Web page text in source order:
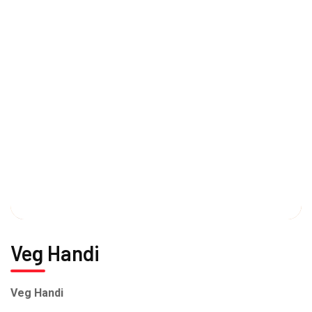
Veg Handi
Veg Handi